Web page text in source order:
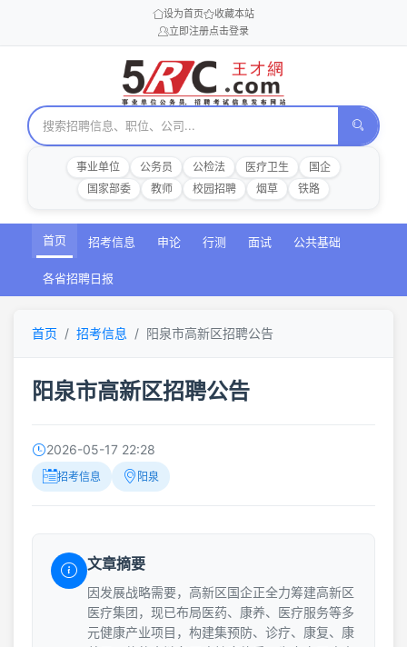
设为首页
收藏本站
立即注册点击登录
事业单位 公务员 公检法 医疗卫生
国企
国家部委
教师 校园招聘 烟草 铁路
首页 招考信息 申论 行测 面试 公共基础
各省招聘日报
首页 招考信息 阳泉市高新区招聘公告
阳泉市高新区招聘公告
2026-05-17 22:28
招考信息 阳泉
文章摘要
因发展战略需要，高新区国企正全力筹建高新区
医疗集团，现已布局医药、康养、医疗服务等多
元健康产业项目，构建集预防、诊疗、康复、康